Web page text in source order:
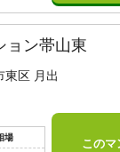
ョン帯山東
東区 月出
場
このマ